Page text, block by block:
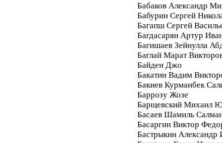
Бабаков Александр
Бабурин Сергей
Багапш Сергей
Багдасарян Артур
Багишаев Зейнулла
Баглай Марат
Байден Джо
Бакатин Вадим
Бакиев Курманбек
Баррозу Жозе
Барщевский Михаил
Басаев Шамиль
Басаргин Виктор
Бастрыкин Александр